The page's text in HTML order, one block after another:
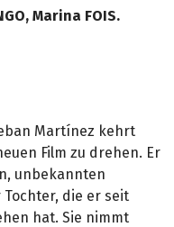
Marina FOIS.
Martínez kehrt
Film zu drehen. Er
unbekannten
die er seit
hat. Sie nimmt